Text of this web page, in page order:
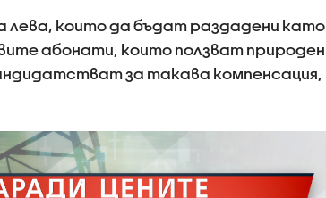
които да бъдат раздадени като
абонати, които ползват природен
за такава компенсация,